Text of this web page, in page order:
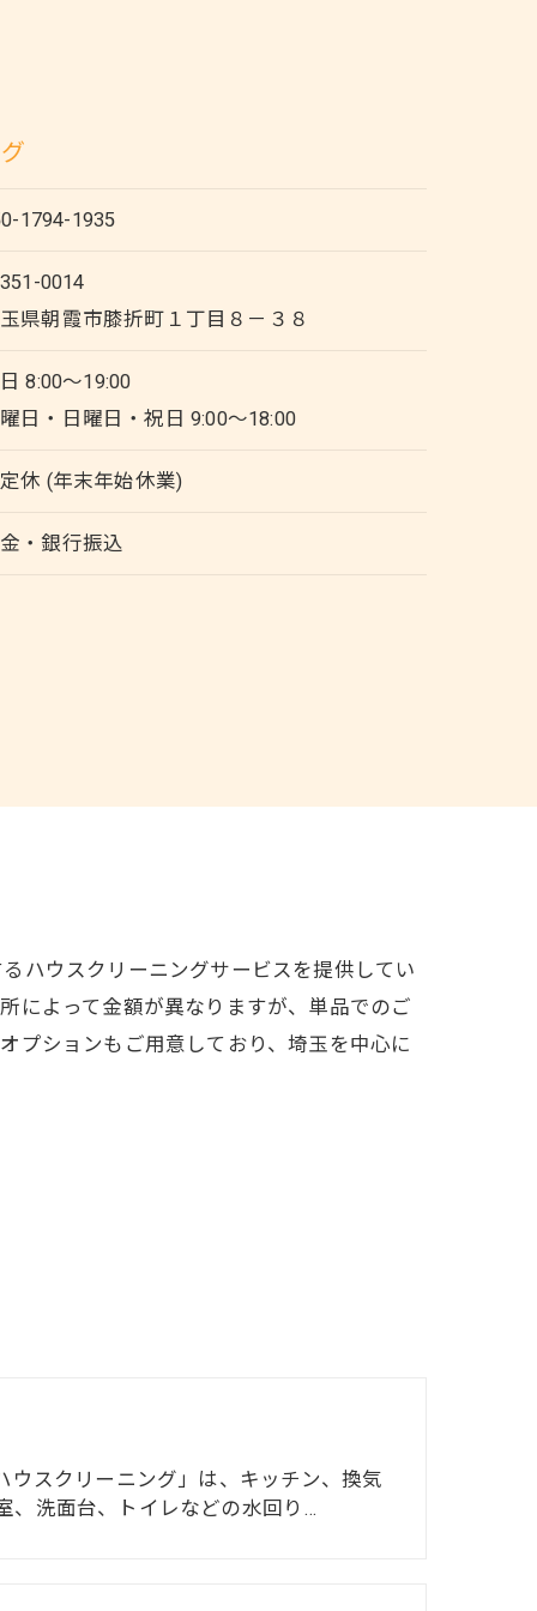
1794-1935
0014
県朝霞市膝折町１丁目８－３８
8:00～19:00
日・日曜日・祝日 9:00～18:00
休 (年末年始休業)
・銀行振込
ハウスクリーニングサービスを提供してい
によって金額が異なりますが、単品でのご
プションもご用意しており、埼玉を中心に
ウスクリーニング」は、キッチン、換気
、洗面台、トイレなどの水回り…